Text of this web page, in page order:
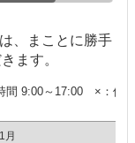
、まことに勝手
ます。
9:00～17:00 ×：休
月